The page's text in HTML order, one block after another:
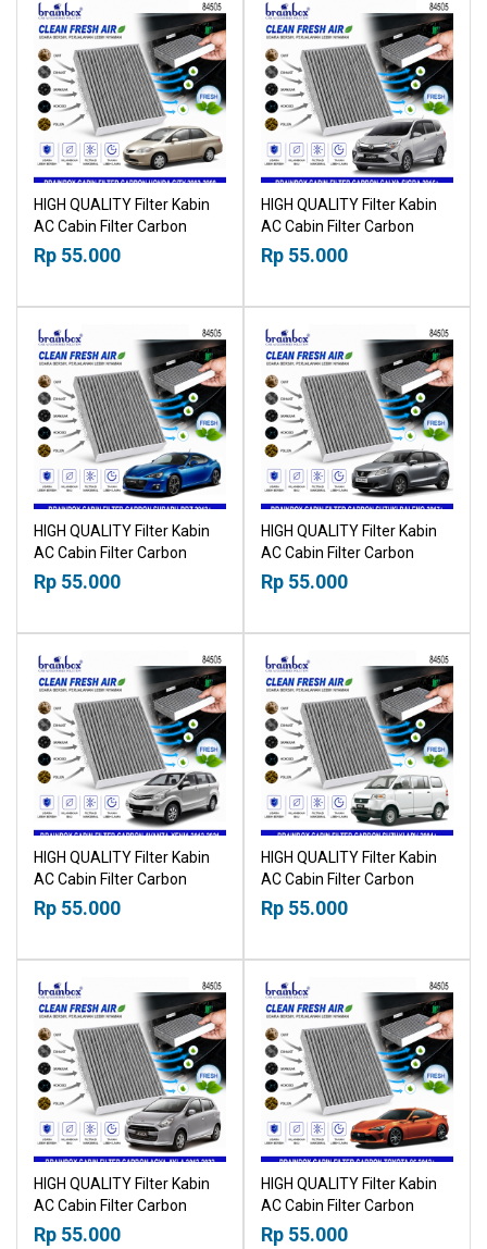
HIGH QUALITY Filter Kabin
AC Cabin Filter Carbon
Honda City 2002-2008
18518030
Rp 55.000
HIGH QUALITY Filter Kabin
AC Cabin Filter Carbon
Toyota Calya Daihatsu Sigra
2016+ 18518030
Rp 55.000
HIGH QUALITY Filter Kabin
AC Cabin Filter Carbon
Subaru BRZ 2012+
18518030
Rp 55.000
HIGH QUALITY Filter Kabin
AC Cabin Filter Carbon
Suzuki Baleno 2017+
18518030
Rp 55.000
HIGH QUALITY Filter Kabin
AC Cabin Filter Carbon
Toyota Avanza Daihatsu
Xenia 2012-2021 18518030
Rp 55.000
HIGH QUALITY Filter Kabin
AC Cabin Filter Carbon
Suzuki APV 2004+
18518030
Rp 55.000
HIGH QUALITY Filter Kabin
AC Cabin Filter Carbon
Toyota Agya Daihatsu Ayla
Rp 55.000
HIGH QUALITY Filter Kabin
AC Cabin Filter Carbon
Toyota 86 2012+ 18518030
Rp 55.000